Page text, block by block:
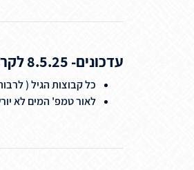
עדכונים- 8.5.25 לקראת תחרות טריאתלון אשקלון אליפות ישראל בספרינט
כל קבוצות הגיל ( לרבות 17-19 כולל) בתחרות ללא דראפטינג מחוייבים לשים מספרי חזה ברכיבה
לאור טמפ' המים לא